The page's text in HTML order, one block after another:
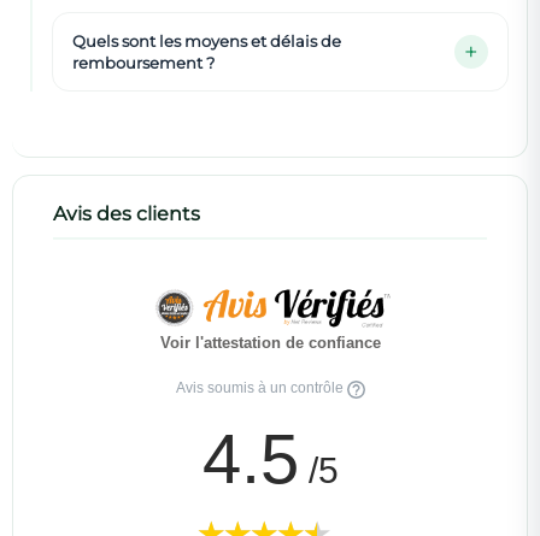
Quels sont les moyens et délais de
remboursement ?
Avis des clients
Voir l'attestation de confiance
Avis soumis à un contrôle
4.5 /5